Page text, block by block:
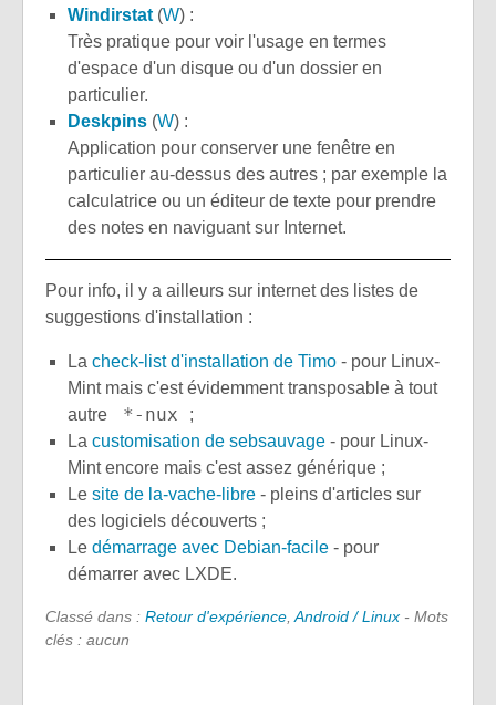
Windirstat (W) :
Très pratique pour voir l'usage en termes
d'espace d'un disque ou d'un dossier en
particulier.
Deskpins (W) :
Application pour conserver une fenêtre en
particulier au-dessus des autres ; par exemple la
calculatrice ou un éditeur de texte pour prendre
des notes en naviguant sur Internet.
Pour info, il y a ailleurs sur internet des listes de
suggestions d'installation :
La check-list d'installation de Timo - pour Linux-
Mint mais c'est évidemment transposable à tout
autre
*-nux
;
La customisation de sebsauvage - pour Linux-
Mint encore mais c'est assez générique ;
Le site de la-vache-libre - pleins d'articles sur
des logiciels découverts ;
Le démarrage avec Debian-facile - pour
démarrer avec LXDE.
Classé dans : Retour d'expérience Android / Linux - Mots
clés : aucun